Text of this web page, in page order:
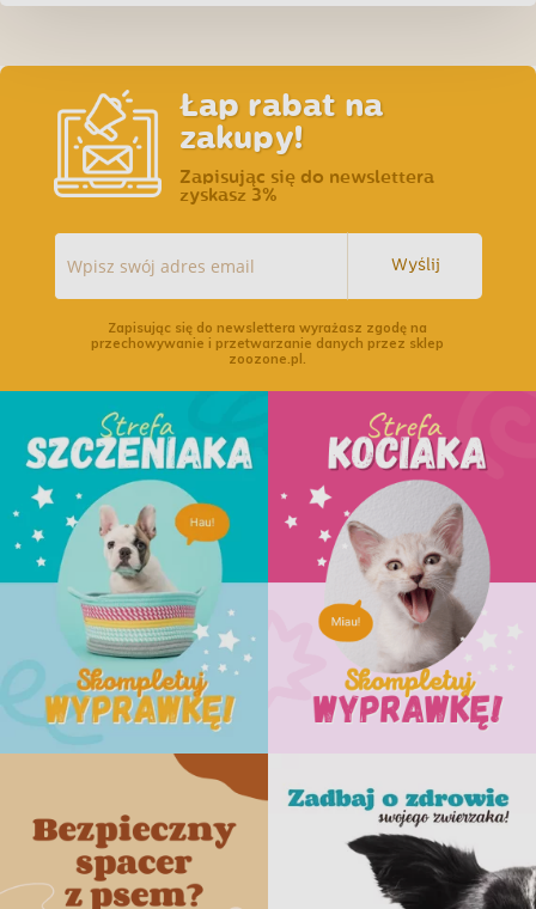
Łap rabat na
zakupy!
Zapisując się do newslettera
zyskasz 3%
Wyślij
Zapisując się do newslettera wyrażasz zgodę na
przechowywanie i przetwarzanie danych przez sklep
zoozone.pl.